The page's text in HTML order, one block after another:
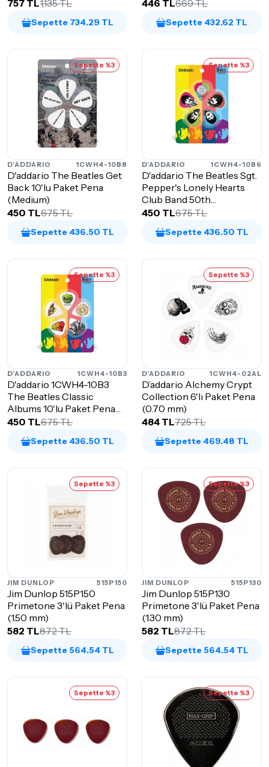
757 TL1,135 TL
Sepette 734.29 TL
446 TL669 TL
Sepette 432.62 TL
Sepette %3
D'ADDARIO 1CWH4-10B8
D'addario The Beatles Get
Back 10'lu Paket Pena
(Medium)
450 TL675 TL
Sepette 436.50 TL
Sepette %3
D'ADDARIO 1CWH4-10B6
D'addario The Beatles Sgt.
Pepper's Lonely Hearts
Club Band 50th
Anniversary ...
450 TL675 TL
Sepette 436.50 TL
Sepette %3
D'ADDARIO 1CWH4-10B3
D'addario 1CWH4-10B3
The Beatles Classic
Albums 10'lu Paket Pena
(Medium)
450 TL675 TL
Sepette 436.50 TL
Sepette %3
D'ADDARIO 1CWH4-02AL
D’addario Alchemy Crypt
Collection 6'lı Paket Pena
(0.70 mm)
484 TL725 TL
Sepette 469.48 TL
Sepette %3
JIM DUNLOP 515P150
Jim Dunlop 515P150
Primetone 3'lü Paket Pena
(1.50 mm)
582 TL872 TL
Sepette 564.54 TL
Sepette %3
JIM DUNLOP 515P130
Jim Dunlop 515P130
Primetone 3'lü Paket Pena
(1.30 mm)
582 TL872 TL
Sepette 564.54 TL
Sepette %3 Sepette %3